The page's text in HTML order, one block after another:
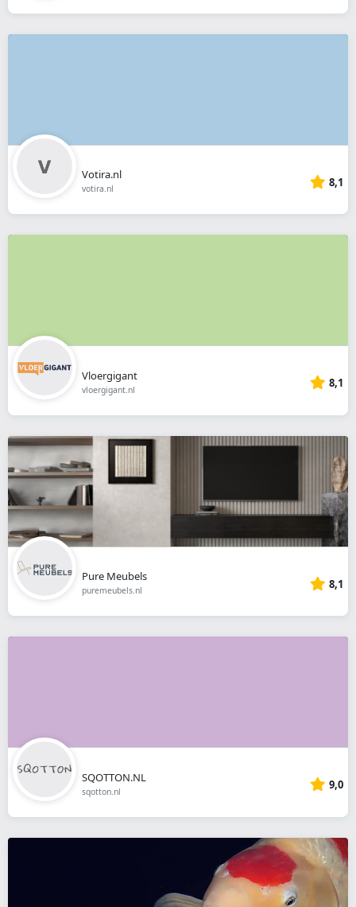
Votira.nl
votira.nl 8,1
Vloergigant
vloergigant.nl 8,1
Pure Meubels
puremeubels.nl 8,1
SQOTTON.NL
sqotton.nl 9,0